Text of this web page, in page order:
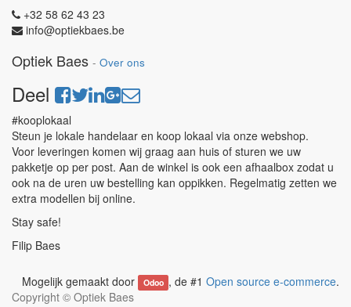
+32 58 62 43 23
info@optiekbaes.be
Optiek Baes - Over ons
Deel
#kooplokaal
Steun je lokale handelaar en koop lokaal via onze webshop.
Voor leveringen komen wij graag aan huis of sturen we uw
pakketje op per post. Aan de winkel is ook een afhaalbox zodat u
ook na de uren uw bestelling kan oppikken. Regelmatig zetten we
extra modellen bij online.
Stay safe!
Filip Baes
Mogelijk gemaakt door Odoo , de #1 Open source e-commerce.
Copyright © Optiek Baes